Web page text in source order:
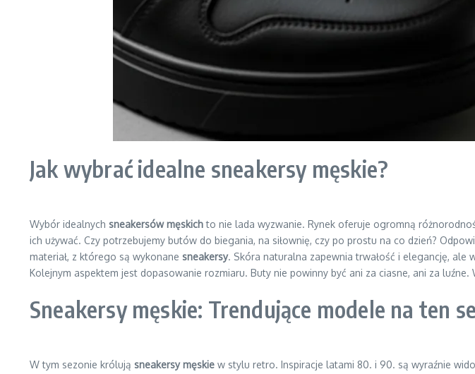
Jak wybrać idealne sneakersy męskie?
Wybór idealnych sneakersów męskichto nie lada wyzwanie. Rynek oferuje ogromną
ich używać. Czy potrzebujemy butów do biegania, na siłownię, czy po prostu na co dzień?
materiał, z którego są wykonane sneakersy. Skóra naturalna zapewnia trwałość i elegancję, ale
Kolejnym aspektem jest dopasowanie rozmiaru. Buty nie powinny być ani za ciasne, ani za
Sneakersy męskie: Trendujące modele na ten
W tym sezonie królują sneakersy męskie w stylu retro. Inspiracje latami 80. i 90. są wyraźnie